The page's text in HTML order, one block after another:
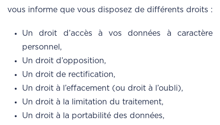
vous informe que vous disposez de différents droits :
Un droit d’accès à vos données à caractère
personnel,
Un droit d’opposition,
Un droit de rectification,
Un droit à l’effacement (ou droit à l’oubli),
Un droit à la limitation du traitement,
Un droit à la portabilité des données,